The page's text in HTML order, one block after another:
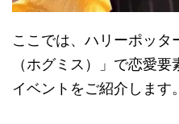
ここでは、ハリーポッタ
（ホグミス）」で恋愛
イベントをご紹介します。